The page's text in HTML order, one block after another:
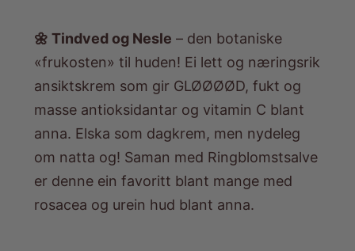
🌼 Tindved og Nesle – den botaniske
«frukosten» til huden! Ei lett og næringsrik
ansiktskrem som gir GLØØØØD, fukt og
masse antioksidantar og vitamin C blant
anna. Elska som dagkrem, men nydeleg
om natta og! Saman med Ringblomstsalve
er denne ein favoritt blant mange med
rosacea og urein hud blant anna.